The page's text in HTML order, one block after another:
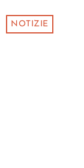
NOTIZIE